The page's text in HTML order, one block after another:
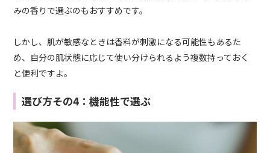
みの香りで選ぶのもおすすめです。
しかし、肌が敏感なときは香料が刺激になる可能性もあるた
め、自分の肌状態に応じて使い分けられるよう複数持っておく
と便利ですよ。
選び方その4：機能性で選ぶ